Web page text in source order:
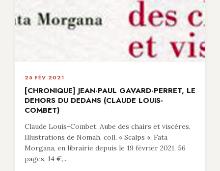
25 FÉV 2021
[CHRONIQUE] JEAN-PAUL GAVARD-PERRET, LE
DEHORS DU DEDANS (CLAUDE LOUIS-
COMBET)
Claude Louis-Combet, Aube des chairs et viscères,
Illustrations de Nomah, coll. « Scalps », Fata
Morgana, en librairie depuis le 19 février 2021, 56
pages, 14 €,...